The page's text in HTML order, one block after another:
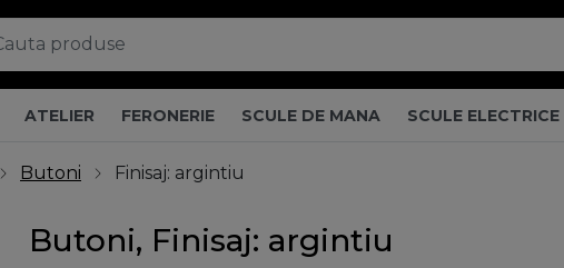
ATELIER FERONERIE SCULE DE MANA SCULE ELECTRICE
Butoni Finisaj: argintiu
Butoni, Finisaj: argintiu